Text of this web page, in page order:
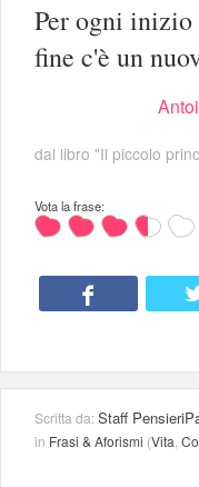
Per ogni inizio
fine c'è un
dal libro "Il piccolo
Vota la frase:
Scritta da:Staff
in Frasi & Aforismi (Vita,